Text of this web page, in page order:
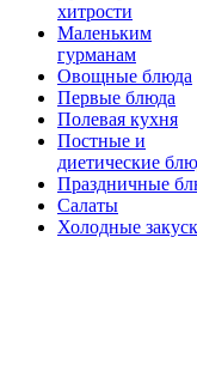
хитрости
Маленьким
гурманам
Овощные блюда
Первые блюда
Полевая кухня
Постные и
диетические
Праздничные
Салаты
Холодные